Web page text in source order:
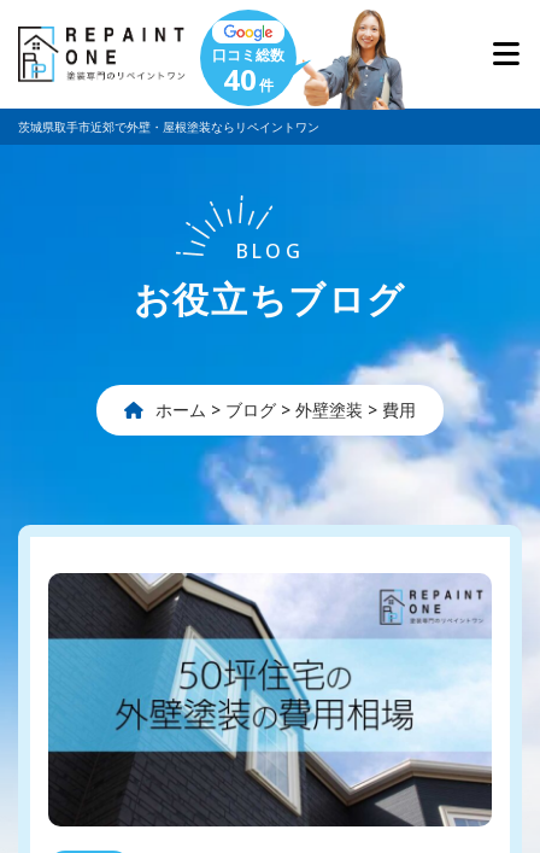
口コミ総数
40 件
茨城県取手市近郊で外壁・屋根塗装ならリペイントワン
BLOG
お役立ちブログ
ホーム > ブログ > 外壁塗装 > 費用